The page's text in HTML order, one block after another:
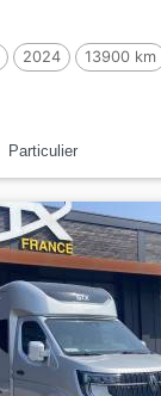
2024 13900 km
Particulier